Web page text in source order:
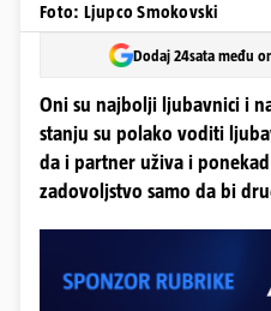
Foto: Ljupco Smokovski
Dodaj 24sata među
Oni su najbolji ljubavnici i
stanju su polako voditi
da i partner uživa i
zadovoljstvo samo da bi